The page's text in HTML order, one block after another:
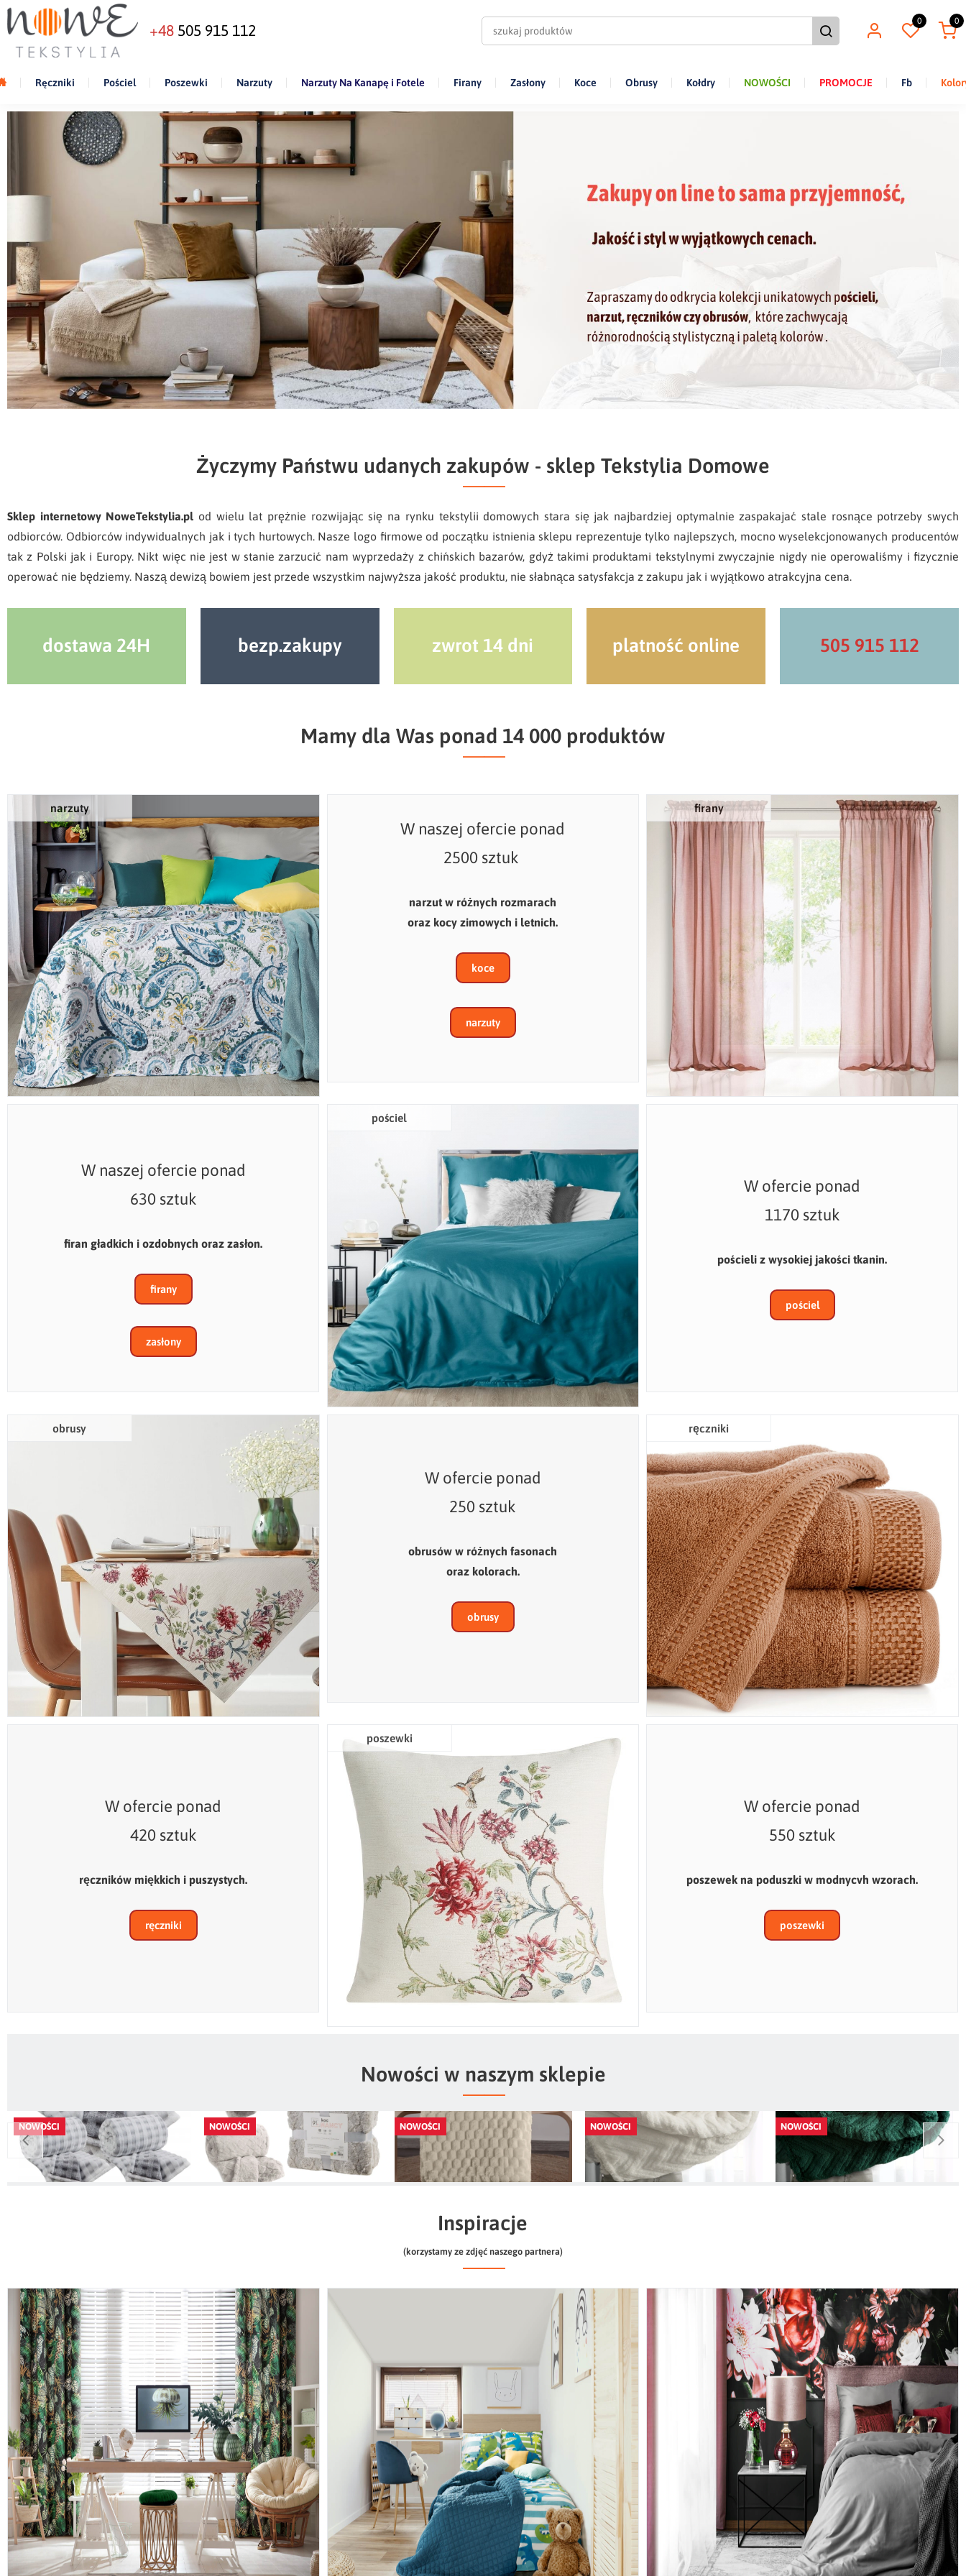
+48 505 915 112
0 0
Ręczniki Pościel Poszewki Narzuty Narzuty Na Kanapę i Fotele Firany Zasłony Koce Obrusy Kołdry NOWOŚCI PROMOCJE Fb
Życzymy Państwu udanych zakupów - sklep Tekstylia Domowe
Sklep internetowy NoweTekstylia.pl od wielu lat prężnie rozwijając się na rynku tekstylii domowych stara się jak najbardziej optymalnie zaspakajać stale rosnące potrzeby swych
odbiorców. Odbiorców indywidualnych jak i tych hurtowych. Nasze logo firmowe od początku istnienia sklepu reprezentuje tylko najlepszych, mocno wyselekcjonowanych producentów
tak z Polski jak i Europy. Nikt więc nie jest w stanie zarzucić nam wyprzedaży z chińskich bazarów, gdyż takimi produktami tekstylnymi zwyczajnie nigdy nie operowaliśmy i fizycznie
operować nie będziemy. Naszą dewizą bowiem jest przede wszystkim najwyższa jakość produktu, nie słabnąca satysfakcja z zakupu jak i wyjątkowo atrakcyjna cena.
dostawa 24H bezp.zakupy zwrot 14 dni platność online 505 915 112
Mamy dla Was ponad 14 000 produktów
narzuty
W naszej ofercie ponad
2500 sztuk
narzut w różnych rozmarach
oraz kocy zimowych i letnich.
koce
narzuty
firany
W naszej ofercie ponad
630 sztuk
firan gładkich i ozdobnych oraz zasłon.
firany
zasłony
pościel
W ofercie ponad
1170 sztuk
pościeli z wysokiej jakości tkanin.
pościel
obrusy
W ofercie ponad
250 sztuk
obrusów w różnych fasonach
oraz kolorach.
obrusy
ręczniki
W ofercie ponad
420 sztuk
ręczników miękkich i puszystych.
ręczniki
poszewki
W ofercie ponad
550 sztuk
poszewek na poduszki w modnycvh wzorach.
poszewki
Nowości w naszym sklepie
NOWOŚCI
Jasno Szare Narzuty na kanape i fotele
Nancy
129,00 zł
NOWOŚCI
Jasno Beżowe Narzuty na Kanape i
fotele 170x210 + 2 x 70x160 Cindy
99,99 zł
NOWOŚCI
KOC JODŁA 200 X 220 CM KREMOWY,
ECRY
99,99 zł
NOWOŚCI
KOC JODŁA 200 X 220 CM CIEMNO
ZIELOY
99,00 zł
NOWOŚCI
Pudrowe Różowe Narzuty na kanape i
fotele Jodełka
129,00 zł
Inspiracje
(korzystamy ze zdjęć naszego partnera)